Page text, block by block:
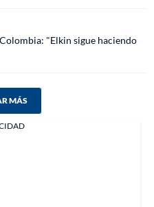
"Elkin sigue haciendo
MÁS